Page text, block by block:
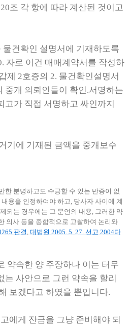
20조 각 항에 따라 계산된 것이고
건확인 설명서에 기재하도록
자로 이건 매매계약서를 작성하
제 2호증의 2. 물건확인설명서
중개 의뢰인들이 확인.서명하는
가 직접 서명하고 싸인까지
기에 기재된 금액을 중개보수
한 분명하고도 수긍할 수 있는 반증이 없
용을 인정하여야 하고, 당사자 사이에 계
되는 경우에는 그 문언의 내용, 그러한 약
의사 등을 종합적으로 고찰하여 논리와
판결 , 대법원 2005. 5. 27. 선고 2004다
약속한 양 주장하나 이는 터무
사안으로 그런 약속을 할리
보겠다고 하였을 뿐입니다.
에게 잔금을 그냥 준비해야 되